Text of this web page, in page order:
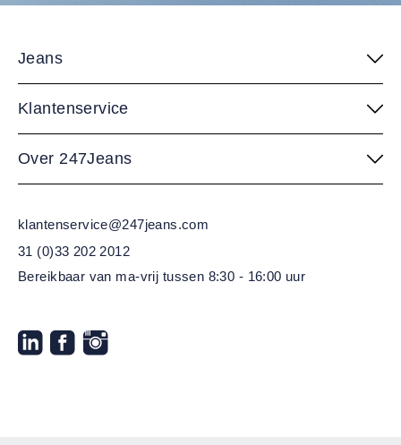
Jeans
Klantenservice
Over 247Jeans
klantenservice@247jeans.com
31 (0)33 202 2012
Bereikbaar van ma-vrij tussen 8:30 - 16:00 uur